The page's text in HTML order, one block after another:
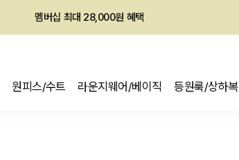
회원전용 아울렛, 가입하면 ~60% 할인!
원피스/수트 라운지웨어/베이직 등원룩/상하복